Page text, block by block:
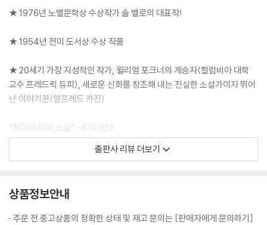
★ 1976년 노벨문학상 수상작가 솔 벨로의 대표작!
★ 1954년 전미 도서상 수상 작품
★ 20세기 가장 지성적인 작가, 윌리엄 포크너의 계승자(컬럼비아 대학
교수 프레드릭 듀피), 새로운 신화를 창조해 내는 진실한 소설가이자 뛰어
난 이야기꾼(알프레드 카진)
“최고의 미국 소설” -《가디언》
“유쾌하다. 통쾌하다. 유머 가득한 솔 벨로의 대표작이다.” -《옵저버》
“드물게 보는 중요한 작품, 그 오락성을 높이 평가한다. - 킹슬리 에이미즈
세 번의 전미 도서상 수상자이자 노벨문학상 수상 작가 솔 벨로의 대표작
출간
출판사 리뷰 더보기
상품정보안내
주문 전 중고상품의 정확한 상태 및 재고 문의는 [판매자에게 문의하기]